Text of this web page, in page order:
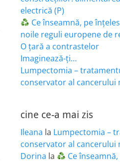
electrică (P)
Ce înseamnă, pe
noile reguli europene de
O țară a contrastelor
Imaginează-ți…
Lumpectomia –
conservator al cancerului
cine ce-a mai zis
Ileana la Lumpectomia –
conservator al cancerului
Dorina la
Ce